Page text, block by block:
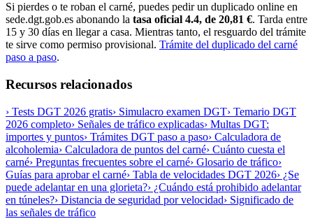
Si pierdes o te roban el carné, puedes pedir un duplicado online en
sede.dgt.gob.es abonando la tasa oficial 4.4, de 20,81 €. Tarda entre
15 y 30 días en llegar a casa. Mientras tanto, el resguardo del trámite
te sirve como permiso provisional. Trámite del duplicado del carné
paso a paso.
Recursos relacionados
› Tests DGT 2026 gratis› Simulacro examen DGT› Temario DGT
2026 completo› Señales de tráfico explicadas› Multas DGT:
importes y puntos› Trámites DGT paso a paso› Calculadora de
alcoholemia› Calculadora de puntos del carné› Cuánto cuesta el
carné› Preguntas frecuentes sobre el carné› Glosario de tráfico›
Guías para aprobar el carné› Tabla de velocidades DGT 2026› ¿Se
puede adelantar en una glorieta?› ¿Cuándo está prohibido adelantar
en túneles?› Distancia de seguridad por velocidad› Significado de
las señales de tráfico